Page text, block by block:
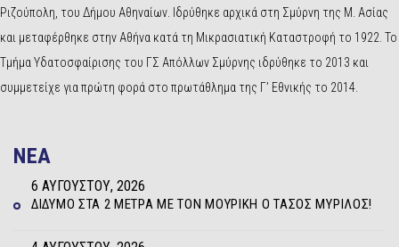
Ριζούπολη, του Δήμου Αθηναίων. Ιδρύθηκε αρχικά στη Σμύρνη της Μ. Ασίας
και μεταφέρθηκε στην Αθήνα κατά τη Μικρασιατική Καταστροφή το 1922. Το
Τμήμα Υδατοσφαίρισης του ΓΣ Απόλλων Σμύρνης ιδρύθηκε το 2013 και
συμμετείχε για πρώτη φορά στο πρωτάθλημα της Γ’ Εθνικής το 2014.
NEA
ΔΊΔΥΜΟ ΣΤΑ 2 ΜΈΤΡΑ ΜΕ ΤΟΝ ΜΟΥΡΊΚΗ Ο ΤΆΣΟΣ ΜΥΡΊΛΟΣ!
6 ΑΥΓΟΎΣΤΟΥ, 2026